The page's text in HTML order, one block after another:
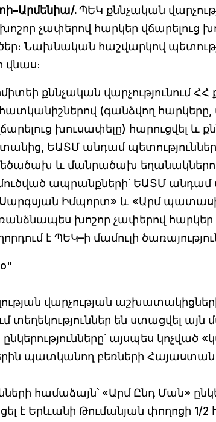
.ՊԵԿ քննչական
չափերով հարկեր վճարելուց
Նախնական հաշվարկով
վնաս։
քննչական վարչությունում ՀՀ
(գանձվող հարկերը,
խուսափելը) հարուցվել և
ԵԱՏՄ անդամ
և մանրածախ
ապրանքների՝ ԵԱՏՄ անդամ
Իմպորտ» և «Արմ
խոշոր չափերով հարկեր
է ՊԵԿ–ի մամուլի
վարչության
տեղեկություններ են ստացվել
այսպես կոչված
պատկանող բեռների
համաձայն՝ «Արմ Ընդ Ման»
է Երևանի Թումանյան փողոցի 1/2